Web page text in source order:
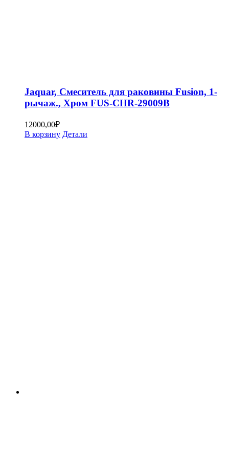
Jaquar, Смеситель для раковины Fusion, 1-
рычаж., Хром FUS-CHR-29009B
12000,00₽
В корзину Детали